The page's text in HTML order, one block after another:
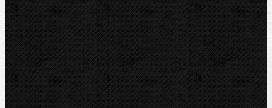
Kód zboží:
570462
Značka:
REMS
Popis
Soubory/Odkazy
Zařazení
Komentáře (0)